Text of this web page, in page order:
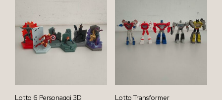
Lotto 6 Personaggi 3D Lotto Transformer